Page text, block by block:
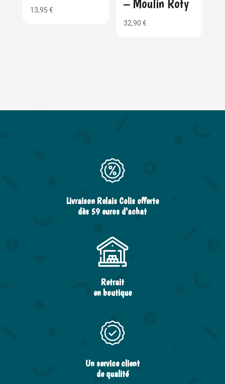
13,95 €
32,90€
Livraison Relais Colis offerte
dès 59 euros d’achat
Retrait
en boutique
Un service client
de qualité